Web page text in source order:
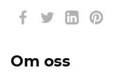
Om oss